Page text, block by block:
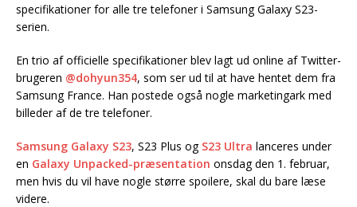
specifikationer for alle tre telefoner i Samsung Galaxy S23-
serien.
En trio af officielle specifikationer blev lagt ud online af Twitter-
brugeren @dohyun354, som ser ud til at have hentet dem fra
Samsung France. Han postede også nogle marketingark med
billeder af de tre telefoner.
Samsung Galaxy S23, S23 Plus og S23 Ultra lanceres under
en Galaxy Unpacked-præsentation onsdag den 1. februar,
men hvis du vil have nogle større spoilere, skal du bare læse
videre.